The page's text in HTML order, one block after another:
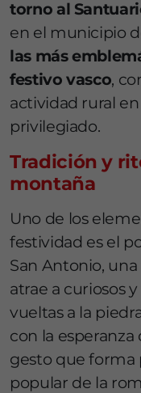
torno al
en el municipio
las más
festivo vasco,
actividad rural
privilegiado.
Tradición y
montaña
Uno de los
festividad es el
San Antonio,
atrae a curiosos
vueltas a la
con la
gesto que
popular de la